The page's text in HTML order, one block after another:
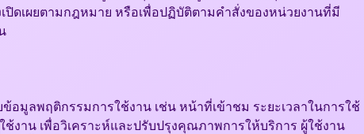
ปิดเผยตามกฎหมาย หรือเพื่อปฏิบัติตามคำสั่งของหน่วยงานที่มี
ข้อมูลพฤติกรรมการใช้งาน เช่น หน้าที่เข้าชม ระยะเวลาในการใช้
ช้งาน เพื่อวิเคราะห์และปรับปรุงคุณภาพการให้บริการ ผู้ใช้งาน